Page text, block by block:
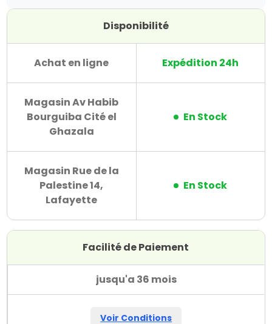
Disponibilité
Achat en ligne Expédition 24h
Magasin Av Habib
Bourguiba Cité el
Ghazala
En Stock
Magasin Rue de la
Palestine 14,
Lafayette
En Stock
Facilité de Paiement
jusqu'a 36 mois
Voir Conditions